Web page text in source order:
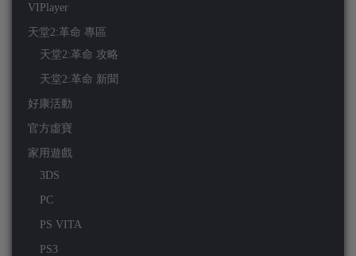
VIPlayer
天堂2:革命 專區
天堂2:革命 攻略
天堂2:革命 新聞
好康活動
官方虛寶
家用遊戲
3DS
PC
PS VITA
PS3